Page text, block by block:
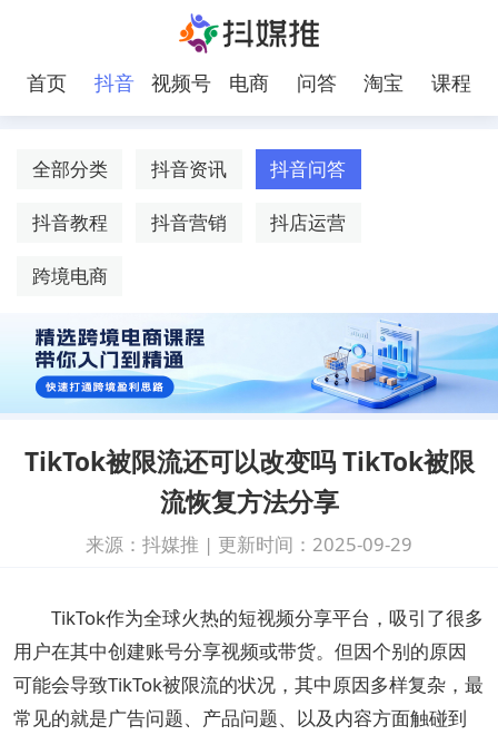
首页 抖音 视频号 电商 问答 淘宝 课程
全部分类 抖音资讯 抖音问答
抖音教程 抖音营销 抖店运营
跨境电商
TikTok被限流还可以改变吗 TikTok被限
流恢复方法分享
来源：抖媒推 | 更新时间：2025-09-29
TikTok作为全球火热的短视频分享平台，吸引了很多
用户在其中创建账号分享视频或带货。但因个别的原因
可能会导致TikTok被限流的状况，其中原因多样复杂，最
常见的就是广告问题、产品问题、以及内容方面触碰到